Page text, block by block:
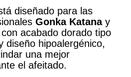
diseñado para las
Gonka Katanay
acabado dorado tipo
diseño hipoalergénico,
una mejor
el afeitado.